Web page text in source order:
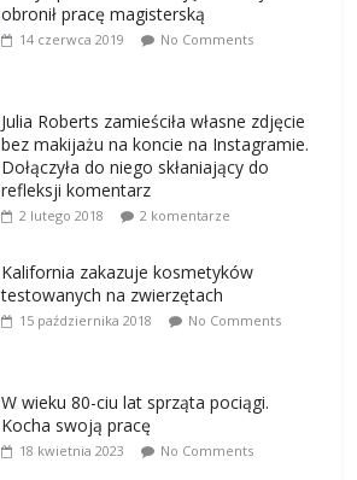
obronił pracę magisterską
14 czerwca 2019 No Comments
Julia Roberts zamieściła własne zdjęcie
bez makijażu na koncie na Instagramie.
Dołączyła do niego skłaniający do
refleksji komentarz
2 lutego 2018 2 komentarze
Kalifornia zakazuje kosmetyków
testowanych na zwierzętach
15 października 2018 No Comments
W wieku 80-ciu lat sprząta pociągi.
Kocha swoją pracę
18 kwietnia 2023 No Comments